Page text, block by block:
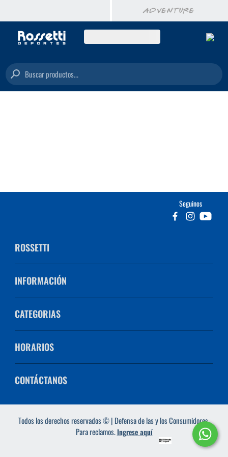
Buscar productos...
Seguinos
ROSSETTI
INFORMACIÓN
CATEGORIAS
HORARIOS
CONTÁCTANOS
Todos los derechos reservados © | Defensa de las y los Consumidores.
Para reclamos.Ingrese aquí